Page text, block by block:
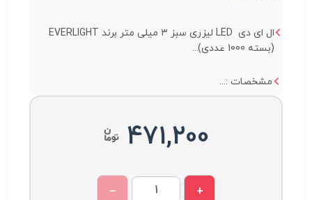
ال ای دی LED لیزری سبز ۳ میلی متر برند EVERLIGHT
(بسته 1000 عددی)...
مشخصات :...
471,200
+
−